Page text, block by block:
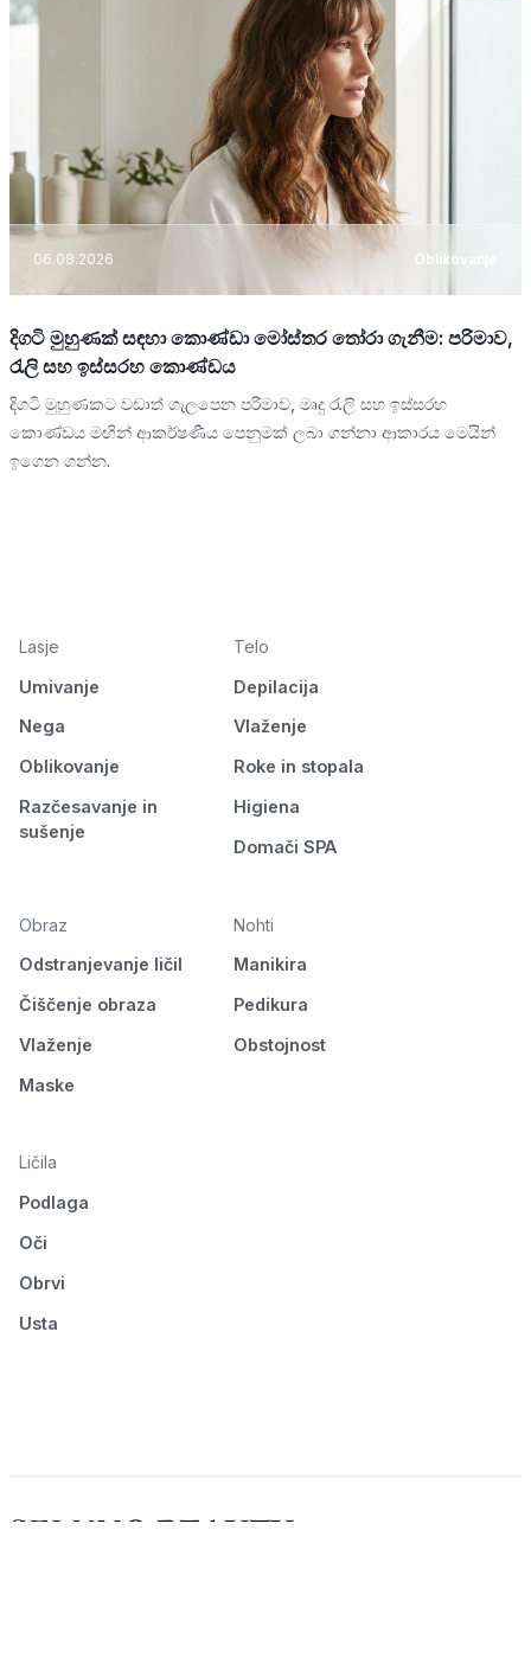
06.08.2026 Oblikovanje
දිගටි මුහුණක් සඳහා කොණ්ඩා මෝස්තර තෝරා ගැනීම: පරිමාව,
රැලි සහ ඉස්සරහ කොණ්ඩය
දිගටි මුහුණකට වඩාත් ගැලපෙන පරිමාව, මෘදු රැලි සහ ඉස්සරහ
කොණ්ඩය මඟින් ආකර්ෂණීය පෙනුමක් ලබා ගන්නා ආකාරය මෙයින්
ඉගෙන ගන්න.
Lasje
Umivanje
Nega
Oblikovanje
Razčesavanje in
sušenje
Telo
Depilacija
Vlaženje
Roke in stopala
Higiena
Domači SPA
Obraz
Odstranjevanje ličil
Čiščenje obraza
Vlaženje
Maske
Nohti
Manikira
Pedikura
Obstojnost
Ličila
Podlaga
Oči
Obrvi
Usta